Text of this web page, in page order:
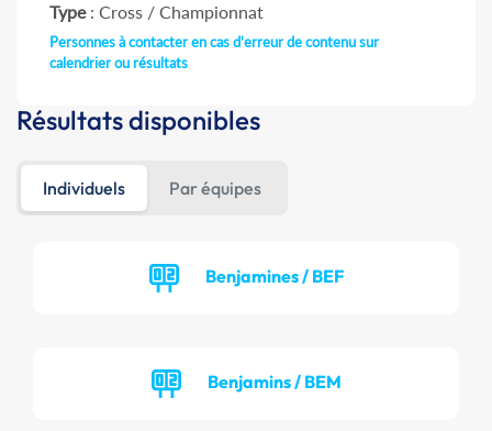
Type: Cross / Championnat
Personnes à contacter en cas d'erreur de contenu sur
calendrier ou résultats
Résultats disponibles
Individuels Par équipes
Benjamines / BEF
Benjamins / BEM